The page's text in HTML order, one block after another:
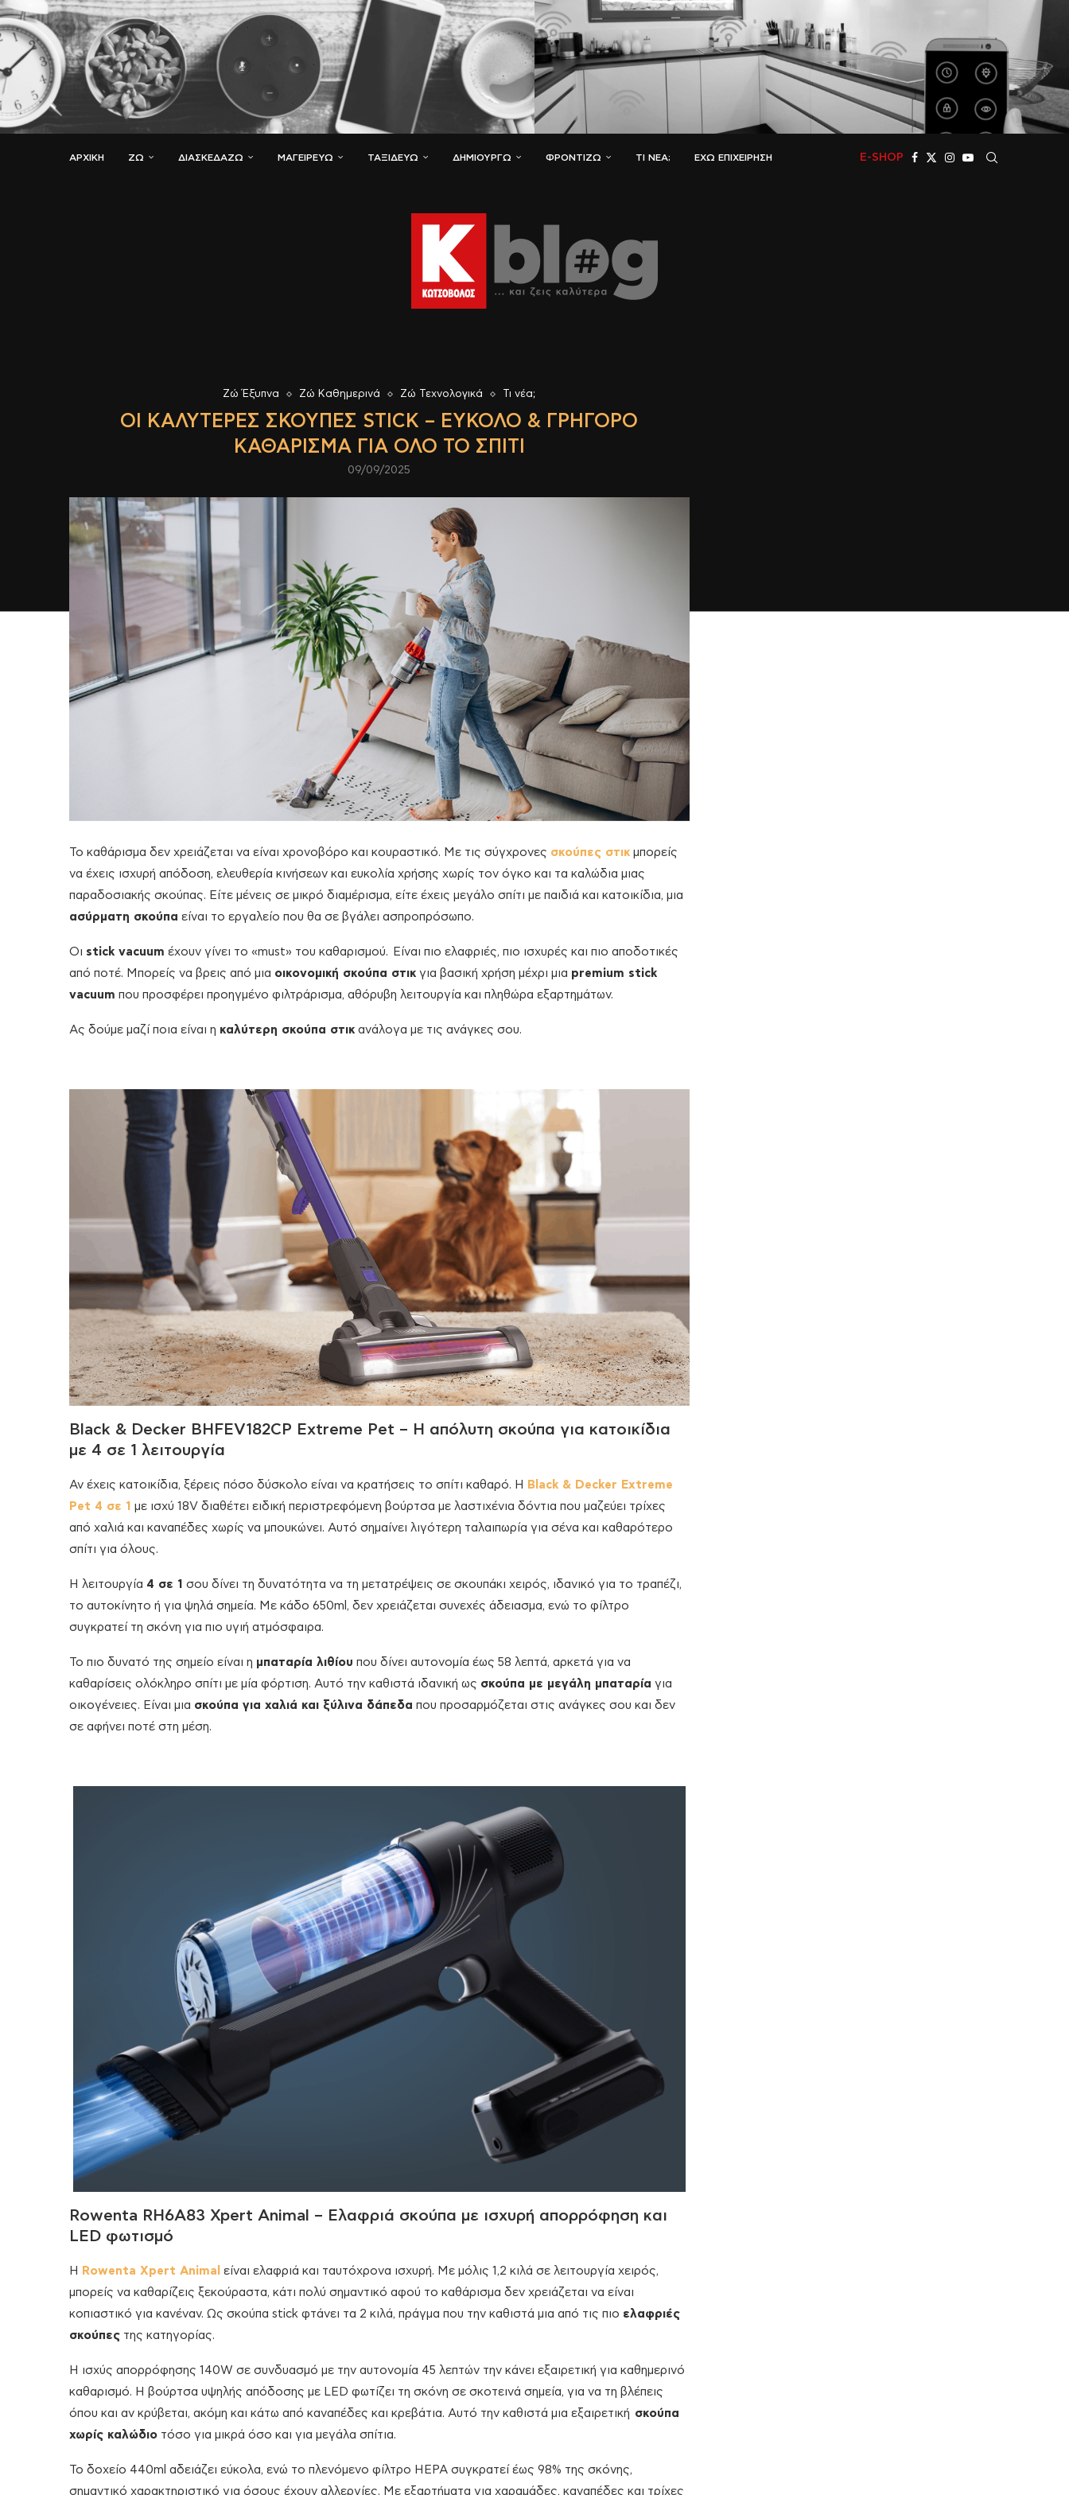
ΑΡΧΙΚΗ ΖΏ ΔΙΑΣΚΕΔΆΖΩ ΜΑΓΕΙΡΕΎΩ ΤΑΞΙΔΕΎΩ ΔΗΜΙΟΥΡΓΏ ΦΡΟΝΤΊΖΩ ΤΙ ΝΈΑ; ΈΧΩ ΕΠΙΧΕΊΡΗΣΗ E-SHOP
Ζώ Έξυπνα Ζώ Καθημερινά Ζώ Τεχνολογικά Τι νέα;
ΟΙ ΚΑΛΎΤΕΡΕΣ ΣΚΟΎΠΕΣ STICK – ΕΎΚΟΛΟ & ΓΡΉΓΟΡΟ
ΚΑΘΆΡΙΣΜΑ ΓΙΑ ΌΛΟ ΤΟ ΣΠΊΤΙ
09/09/2025
Το καθάρισμα δεν χρειάζεται να είναι χρονοβόρο και κουραστικό. Με τις σύγχρονες σκούπες στικ μπορείς
να έχεις ισχυρή απόδοση, ελευθερία κινήσεων και ευκολία χρήσης χωρίς τον όγκο και τα καλώδια μιας
παραδοσιακής σκούπας. Είτε μένεις σε μικρό διαμέρισμα, είτε έχεις μεγάλο σπίτι με παιδιά και κατοικίδια, μια
ασύρματη σκούπα είναι το εργαλείο που θα σε βγάλει ασπροπρόσωπο.
Οι stick vacuum έχουν γίνει το «must» του καθαρισμού. Eίναι πιο ελαφριές, πιο ισχυρές και πιο αποδοτικές
από ποτέ. Μπορείς να βρεις από μια οικονομική σκούπα στικ για βασική χρήση μέχρι μια premium stick
vacuum που προσφέρει προηγμένο φιλτράρισμα, αθόρυβη λειτουργία και πληθώρα εξαρτημάτων.
Ας δούμε μαζί ποια είναι η καλύτερη σκούπα στικ ανάλογα με τις ανάγκες σου.
Black & Decker BHFEV182CP Extreme Pet – Η απόλυτη σκούπα για κατοικίδια
με 4 σε 1 λειτουργία
Αν έχεις κατοικίδια, ξέρεις πόσο δύσκολο είναι να κρατήσεις το σπίτι καθαρό. Η
Black & Decker Extreme
Pet 4 σε 1 με ισχύ 18V διαθέτει ειδική περιστρεφόμενη βούρτσα με λαστιχένια δόντια που μαζεύει τρίχες
από χαλιά και καναπέδες χωρίς να μπουκώνει. Αυτό σημαίνει λιγότερη ταλαιπωρία για σένα και καθαρότερο
σπίτι για όλους.
Η λειτουργία 4 σε 1 σου δίνει τη δυνατότητα να τη μετατρέψεις σε σκουπάκι χειρός, ιδανικό για το τραπέζι,
το αυτοκίνητο ή για ψηλά σημεία. Με κάδο 650ml, δεν χρειάζεται συνεχές άδειασμα, ενώ το φίλτρο
συγκρατεί τη σκόνη για πιο υγιή ατμόσφαιρα.
Το πιο δυνατό της σημείο είναι η μπαταρία λιθίου που δίνει αυτονομία έως 58 λεπτά, αρκετά για να
καθαρίσεις ολόκληρο σπίτι με μία φόρτιση. Αυτό την καθιστά ιδανική ως σκούπα με μεγάλη μπαταρία για
οικογένειες. Είναι μια σκούπα για χαλιά και ξύλινα δάπεδα που προσαρμόζεται στις ανάγκες σου και δεν
σε αφήνει ποτέ στη μέση.
Rowenta RH6A83 Xpert Animal – Ελαφριά σκούπα με ισχυρή απορρόφηση και
LED φωτισμό
Η Rowenta Xpert Animal είναι ελαφριά και ταυτόχρονα ισχυρή. Με μόλις 1,2 κιλά σε λειτουργία χειρός,
μπορείς να καθαρίζεις ξεκούραστα, κάτι πολύ σημαντικό αφού το καθάρισμα δεν χρειάζεται να είναι
κοπιαστικό για κανέναν. Ως σκούπα stick φτάνει τα 2 κιλά, πράγμα που την καθιστά μια από τις πιο ελαφριές
σκούπες της κατηγορίας.
Η ισχύς απορρόφησης 140W σε συνδυασμό με την αυτονομία 45 λεπτών την κάνει εξαιρετική για καθημερινό
καθαρισμό. Η βούρτσα υψηλής απόδοσης με LED φωτίζει τη σκόνη σε σκοτεινά σημεία, για να τη βλέπεις
όπου και αν κρύβεται, ακόμη και κάτω από καναπέδες και κρεβάτια. Αυτό την καθιστά μια εξαιρετική σκούπα
χωρίς καλώδιο τόσο για μικρά όσο και για μεγάλα σπίτια.
Το δοχείο 440ml αδειάζει εύκολα, ενώ το πλενόμενο φίλτρο HEPA συγκρατεί έως 98% της σκόνης,
σημαντικό χαρακτηριστικό για όσους έχουν αλλεργίες. Με εξαρτήματα για χαραμάδες, καναπέδες και τρίχες